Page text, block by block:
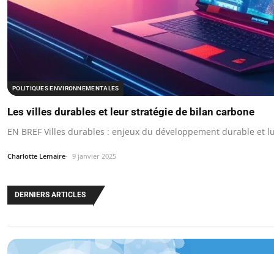
POLITIQUES ENVIRONNEMENTALES
Les villes durables et leur stratégie de bilan carbone
EN BREF Villes durables : enjeux du développement durable et
Charlotte Lemaire 9 janvier 2025
DERNIERS ARTICLES